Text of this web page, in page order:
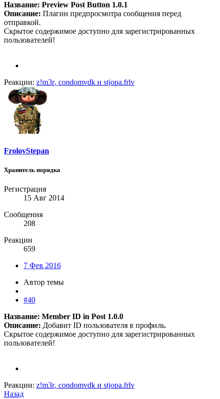
Название: Preview Post Button 1.0.1
Описание: Плагин предпросмотра сообщения перед
отправкой.
Скрытое содержимое доступно для зарегистрированных
пользователей!
Реакции: z!m3r, condomvdk и stjopa.frlv
FrolovStepan
Хранитель порядка
Регистрация
15 Авг 2014
Сообщения
208
Реакции
659
7 Фев 2016
Автор темы
#40
Название: Member ID in Post 1.0.0
Описание: Добавит ID пользователя в профиль.
Скрытое содержимое доступно для зарегистрированных
пользователей!
Реакции: z!m3r, condomvdk и stjopa.frlv
Назад